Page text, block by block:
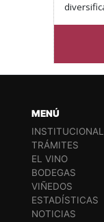
MENÚ
INSTITUCIONAL
TRÁMITES
EL VINO
BODEGAS
VIÑEDOS
ESTADÍSTICAS
NOTICIAS